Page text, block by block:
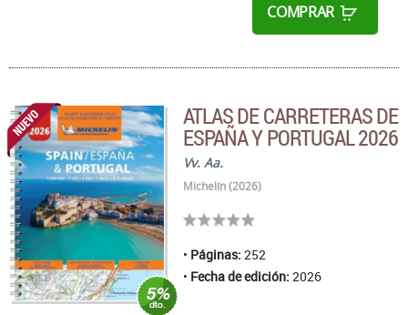
COMPRAR
ATLAS DE CARRETERAS DE
ESPAÑA Y PORTUGAL 2026
Vv. Aa.
Michelín (2026)
Páginas: 252
Fecha de edición: 2026